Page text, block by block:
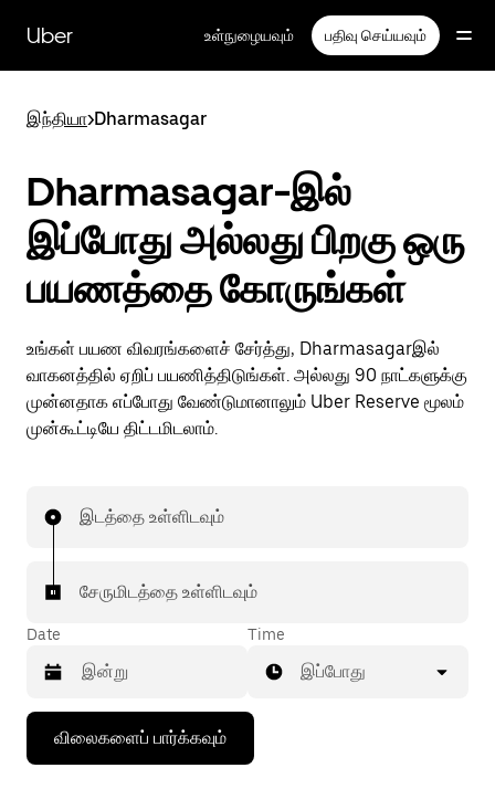
பக்கத்திற்குச்
செல்லவும்
Uber உள்நுழையவும் பதிவு செய்யவும்
இந்தியா>Dharmasagar
Dharmasagar-இல்
இப்போது அல்லது பிறகு ஒரு
பயணத்தை கோருங்கள்
உங்கள் பயண விவரங்களைச் சேர்த்து, Dharmasagarஇல்
வாகனத்தில் ஏறிப் பயணித்திடுங்கள். அல்லது 90 நாட்களுக்கு
முன்னதாக எப்போது வேண்டுமானாலும் Uber Reserve மூலம்
முன்கூட்டியே திட்டமிடலாம்.
இடத்தை உள்ளிடவும்
சேருமிடத்தை உள்ளிடவும்
Date
கீழ்நோக்கிய
அம்புக்குறியை
அழுத்தி
Time
இப்போது
விலைகளைப் பார்க்கவும்